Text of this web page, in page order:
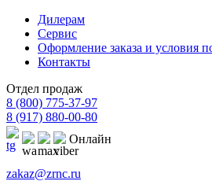
Дилерам
Сервис
Оформление заказа и условия
Контакты
Отдел продаж
8 (800) 775-37-97
8 (917) 880-00-80
Онлайн
zakaz@zrnc.ru